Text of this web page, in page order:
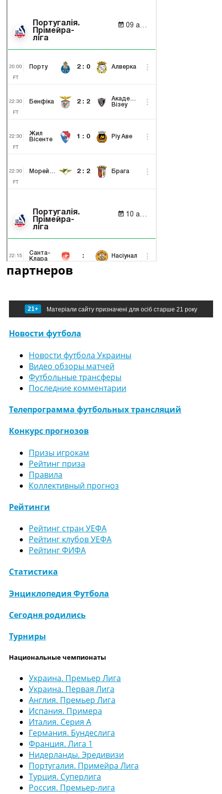
партнеров
21+ Матеріали сайту призначені для осіб старше 21 року
Новости футбола
Новости футбола Украины
Видео обзоры матчей
Футбольные трансферы
Последние комментарии
Телепрограмма футбольных трансляций
Конкурс прогнозов
Призы игрокам
Рейтинг приза
Правила
Коллективный прогноз
Рейтинги
Рейтинг стран УЕФА
Рейтинг клубов УЕФА
Рейтинг ФИФА
Статистика
Энциклопедия Футбола
Сегодня родились
Турниры
Национальные чемпионаты
Украина. Премьер Лига
Украина. Первая Лига
Англия. Премьер Лига
Испания. Примера
Италия. Серия А
Германия. Бундеслига
Франция. Лига 1
Нидерланды. Эредивизи
Португалия. Примейра Лига
Турция. Суперлига
Россия. Премьер-лига